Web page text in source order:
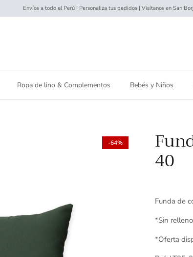
Envíos a todo el Perú | Personaliza tus pedidos | Visítanos en San
Ropa de lino & Complementos Bebés y Niños
-64%
40
Funda de
*Sin relleno
*Oferta